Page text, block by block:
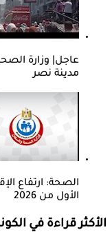
عاجل| وزارة
مدينة نصر
الأول من 2026
الأكثر قراءة في